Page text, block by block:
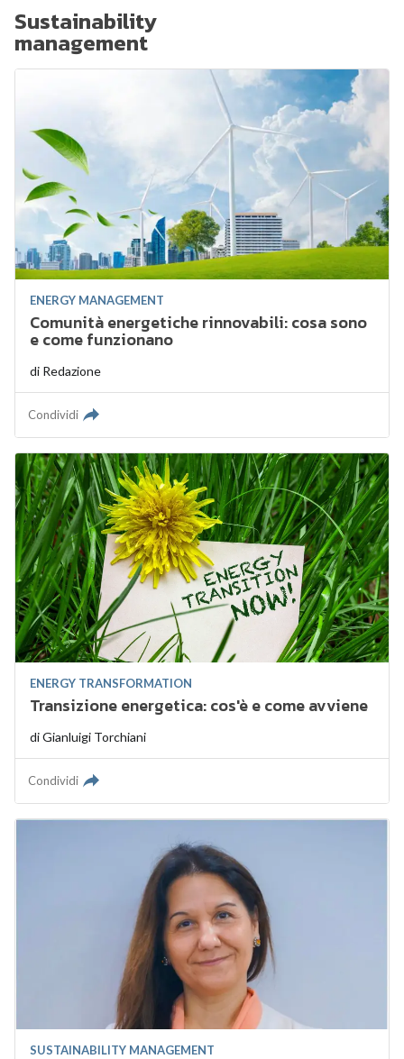
Sustainability
management
ENERGY MANAGEMENT
Comunità energetiche rinnovabili: cosa sono
e come funzionano
di Redazione
Condividi
ENERGY TRANSFORMATION
Transizione energetica: cos'è e come avviene
diGianluigi Torchiani
Condividi
SUSTAINABILITY MANAGEMENT